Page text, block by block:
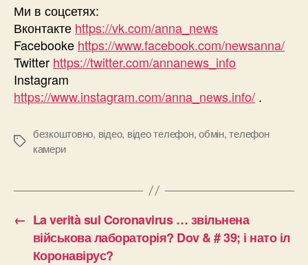
Ми в соцсетях:
Вконтакте https://vk.com/anna_news
Facebooke https://www.facebook.com/newsanna/
Twitter https://twitter.com/annanews_info
Instagram
https://www.instagram.com/anna_news.info/ .
Позначки
безкоштовно, відео, відео телефон,обмін,телефон
камери
← La verità sul Coronavirus … звільнена
військова лабораторія? Dov & # 39; і нато іл
Коронавірус?